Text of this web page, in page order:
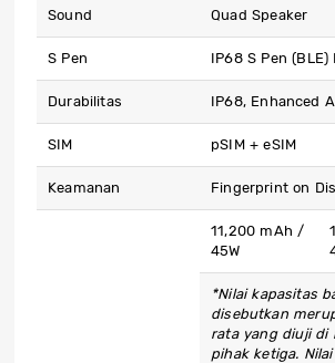
Sound Quad Speaker
S Pen IP68 S Pen (BLE)
Durabilitas IP68, Enhanced
SIM pSIM + eSIM
Keamanan Fingerprint on
11,200 mAh /
45W
*Nilai kapasitas
disebutkan
rata yang diuji di
pihak ketiga.